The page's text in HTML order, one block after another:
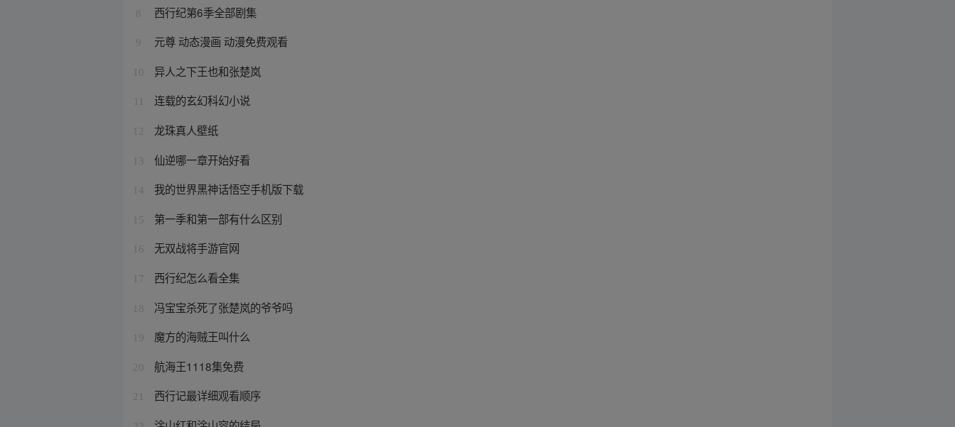
8 西行纪第6季全部剧集
9 元尊 动态漫画 动漫免费观看
10 异人之下王也和张楚岚
连载的玄幻科幻小说
12 龙珠真人壁纸
13 仙逆哪一章开始好看
14 我的世界黑神话悟空手机版下载
15 第一季和第一部有什么区别
16 无双战将手游官网
17 西行纪怎么看全集
18 冯宝宝杀死了张楚岚的爷爷吗
19 魔方的海贼王叫什么
20 航海王1118集免费
21 西行记最详细观看顺序